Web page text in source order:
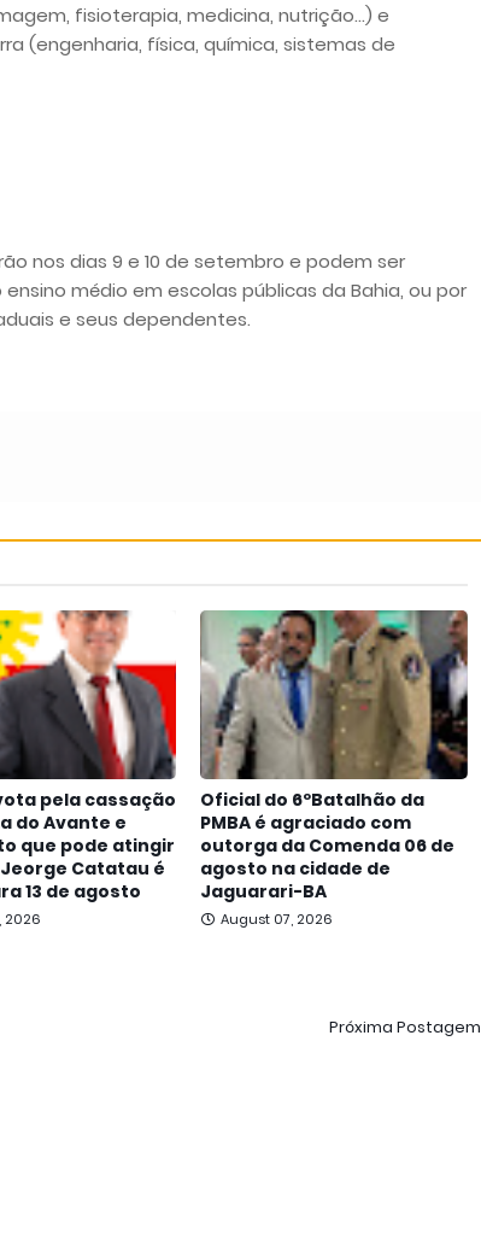
fisioterapia, medicina, nutrição…) e
(engenharia, física, química, sistemas de
nos dias 9 e 10 de setembro e podem ser
médio em escolas públicas da Bahia, ou por
e seus dependentes.
pela cassação
do Avante e
que pode atingir
Catatau é
13 de agosto
2026
Oficial do 6ºBatalhão da
PMBA é agraciado com
outorga da Comenda 06 de
agosto na cidade de
Jaguarari-BA
August 07, 2026
Próxima Postagem